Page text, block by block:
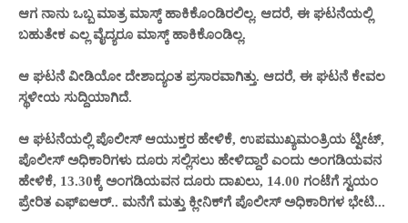
ಆಗ ನಾನು ಒಬ್ಬ ಮಾತ್ರ ಮಾಸ್ಕ್ ಹಾಕಿಕೊಂಡಿರಲಿಲ್ಲ. ಆದರೆ, ಈ ಘಟನೆಯಲ್ಲಿ
ಬಹುತೇಕ ಎಲ್ಲ ವೈದ್ಯರೂ ಮಾಸ್ಕ್ ಹಾಕಿಕೊಂಡಿಲ್ಲ.
ಆ ಘಟನೆ ವೀಡಿಯೋ ದೇಶಾದ್ಯಂತ ಪ್ರಸಾರವಾಗಿತ್ತು. ಆದರೆ, ಈ ಘಟನೆ ಕೇವಲ
ಸ್ಥಳೀಯ ಸುದ್ದಿಯಾಗಿದೆ.
ಆ ಘಟನೆಯಲ್ಲಿ ಪೊಲೀಸ್ ಆಯುಕ್ತರ ಹೇಳಿಕೆ, ಉಪಮುಖ್ಯಮಂತ್ರಿಯ ಟ್ವೀಟ್,
ಪೊಲೀಸ್ ಅಧಿಕಾರಿಗಳು ದೂರು ಸಲ್ಲಿಸಲು ಹೇಳಿದ್ದಾರೆ ಎಂದು ಅಂಗಡಿಯವನ
ಹೇಳಿಕೆ, 13.30ಕ್ಕೆ ಅಂಗಡಿಯವನ ದೂರು ದಾಖಲು, 14.00 ಗಂಟೆಗೆ ಸ್ವಯಂ
ಪ್ರೇರಿತ ಎಫ್‌ಐಆರ್.. ಮನೆಗೆ ಮತ್ತು ಕ್ಲೀನಿಕ್‌ಗೆ ಪೊಲೀಸ್ ಅಧಿಕಾರಿಗಳ ಭೇಟಿ...